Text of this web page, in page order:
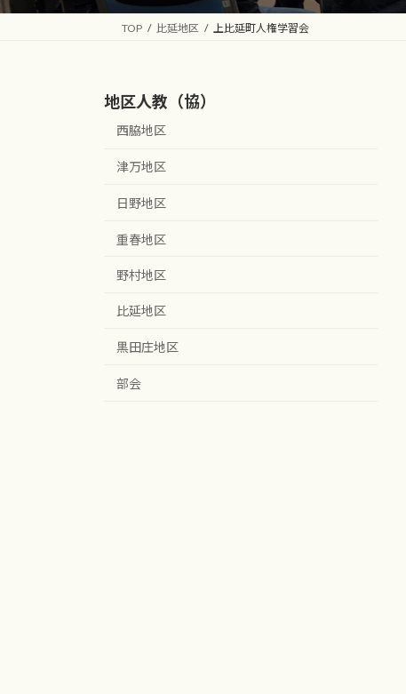
TOP 比延地区 上比延町人権学習会
地区人教（協）
西脇地区
津万地区
日野地区
重春地区
野村地区
比延地区
黒田庄地区
部会